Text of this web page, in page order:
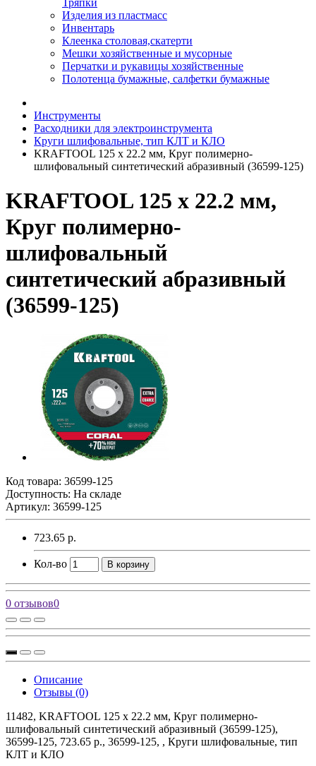
Тряпки
Изделия из пластмасс
Инвентарь
Клеенка столовая,скатерти
Мешки хозяйственные и мусорные
Перчатки и рукавицы хозяйственные
Полотенца бумажные, салфетки бумажные
Инструменты
Расходники для электроинструмента
Круги шлифовальные, тип КЛТ и КЛО
KRAFTOOL 125 х 22.2 мм, Круг полимерно-
шлифовальный синтетический абразивный (36599-125)
KRAFTOOL 125 х 22.2 мм,
Круг полимерно-
шлифовальный
синтетический абразивный
(36599-125)
Код товара: 36599-125
Доступность: На складе
Артикул: 36599-125
723.65 р.
Кол-во В корзину
0 отзывов0
Описание
Отзывы (0)
11482, KRAFTOOL 125 х 22.2 мм, Круг полимерно-
шлифовальный синтетический абразивный (36599-125),
36599-125, 723.65 р., 36599-125, , Круги шлифовальные, тип
КЛТ и КЛО